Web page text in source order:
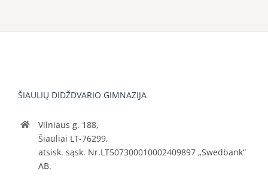
ŠIAULIŲ DIDŽDVARIO GIMNAZIJA
Vilniaus g. 188,
Šiauliai LT-76299,
atsisk. sąsk. Nr.LT507300010002409897 „Swedbank“
AB.